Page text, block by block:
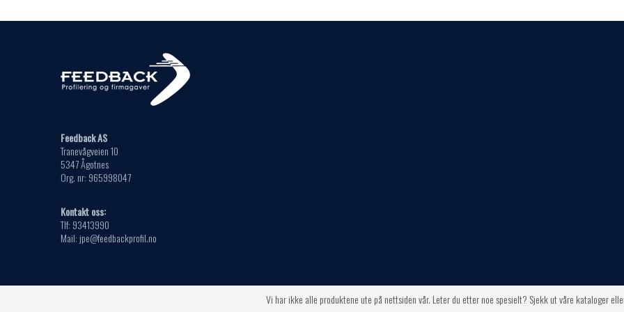
Feedback AS
Tranevågveien 10
5347 Ågotnes
Org. nr: 965998047
Kontakt oss:
Tlf: 93413990
Mail: jpe@feedbackprofil.no
Vi har ikke alle produktene ute på nettsiden vår. Leter du etter noe spesielt? Sjekk ut våre kataloger